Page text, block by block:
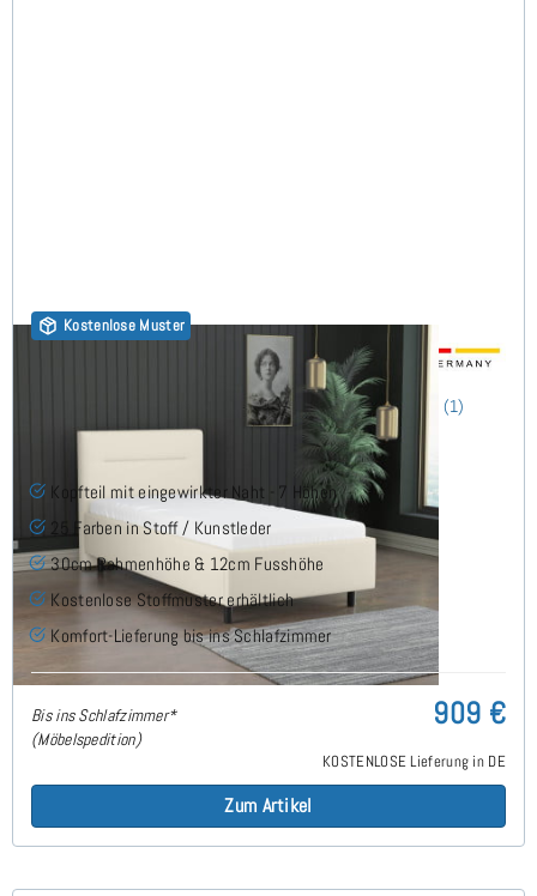
Kostenlose Muster
Horizon Polsterbett 90x210 cm (1)
Kopfteil mit eingewirkter Naht - 7 Höhen
25 Farben in Stoff / Kunstleder
30cm Rahmenhöhe & 12cm Fusshöhe
Kostenlose Stoffmuster erhältlich
Komfort-Lieferung bis ins Schlafzimmer
Bis ins Schlafzimmer*
(Möbelspedition)
909 €
KOSTENLOSE Lieferung in DE
Zum Artikel